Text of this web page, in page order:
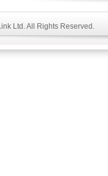
Ltd. All Rights Reserved.